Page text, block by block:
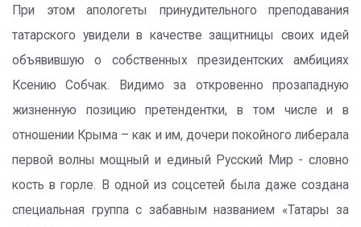
При этом апологеты принудительного преподавания
татарского увидели в качестве защитницы своих идей
объявившую о собственных президентских амбициях
Ксению Собчак. Видимо за откровенно прозападную
жизненную позицию претендентки, в том числе и в
отношении Крыма – как и им, дочери покойного либерала
первой волны мощный и единый Русский Мир - словно
кость в горле. В одной из соцсетей была даже создана
специальная группа с забавным названием «Татары за